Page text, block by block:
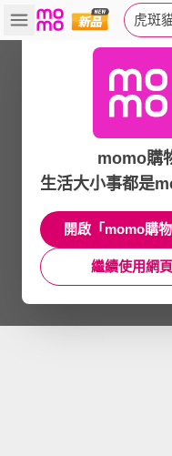
虎斑
momo購
生活大小事都是
開啟「momo購
繼續使用網